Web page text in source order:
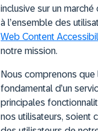
inclusive sur un
à l’ensemble des
Web Content
notre mission.
Nous comprenons que
fondamental d’un
principales
nos utilisateurs, soient